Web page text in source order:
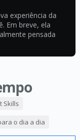
experiência da
Em breve, ela
pensada
Skills
o dia a dia